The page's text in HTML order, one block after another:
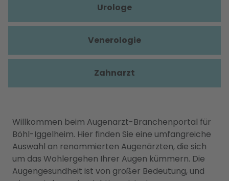
Willkommen beim Augenarzt-Branchenportal für
Böhl-Iggelheim. Hier finden Sie eine umfangreiche
Auswahl an renommierten Augenärzten, die sich
um das Wohlergehen Ihrer Augen kümmern. Die
Augengesundheit ist von großer Bedeutung, und
Urologe
Venerologie
Zahnarzt